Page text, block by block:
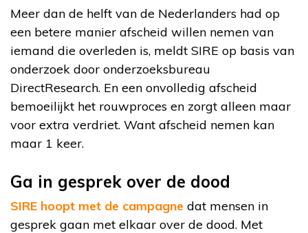
Meer dan de helft van de Nederlanders had op
een betere manier afscheid willen nemen van
iemand die overleden is, meldt SIRE op basis van
onderzoek door onderzoeksbureau
DirectResearch. En een onvolledig afscheid
bemoeilijkt het rouwproces en zorgt alleen maar
voor extra verdriet. Want afscheid nemen kan
maar 1 keer.
Ga in gesprek over de dood
SIRE hoopt met de campagne dat mensen in
gesprek gaan met elkaar over de dood. Met